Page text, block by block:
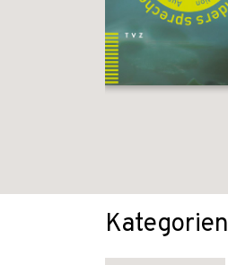
Kategorien